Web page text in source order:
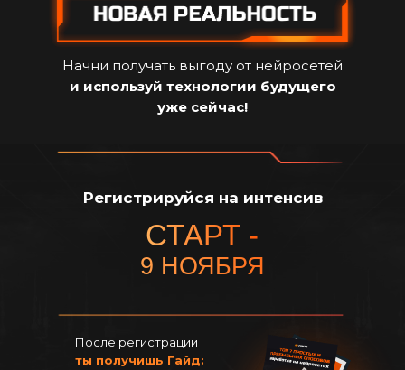
Регистрируйся на интенсив
Начни получать выгоду от нейросетей
и используй технологии будущего
уже сейчас!
СТАРТ -
После регистрации
ты получишь Гайд:
9 НОЯБРЯ